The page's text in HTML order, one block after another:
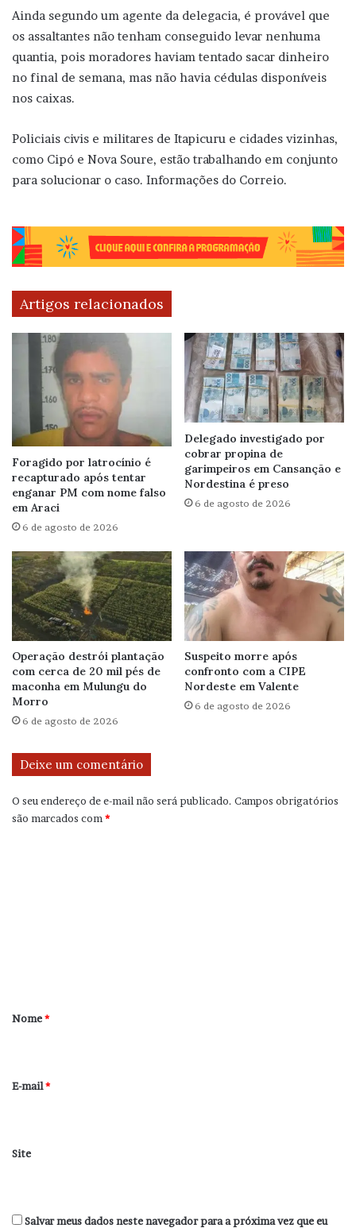
Ainda segundo um agente da delegacia, é provável que
os assaltantes não tenham conseguido levar nenhuma
quantia, pois moradores haviam tentado sacar dinheiro
no final de semana, mas não havia cédulas disponíveis
nos caixas.
Policiais civis e militares de Itapicuru e cidades vizinhas,
como Cipó e Nova Soure, estão trabalhando em conjunto
para solucionar o caso. Informações do Correio.
Artigos relacionados
Foragido por latrocínio é
recapturado após tentar
enganar PM com nome falso
em Araci
6 de agosto de 2026
Delegado investigado por
cobrar propina de
garimpeiros em Cansanção e
Nordestina é preso
6 de agosto de 2026
Operação destrói plantação
com cerca de 20 mil pés de
maconha em Mulungu do
Morro
6 de agosto de 2026
Suspeito morre após
confronto com a CIPE
Nordeste em Valente
6 de agosto de 2026
Deixe um comentário
O seu endereço de e-mail não será publicado. Campos obrigatórios
são marcados com *
r
*
Nome*
E-mail*
Site
Salvar meus dados neste navegador para a próxima vez que eu